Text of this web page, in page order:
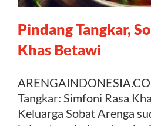
Kontak
Pindang Tangkar,
Khas Betawi
Tangkar: Simfoni Rasa
Keluarga Sobat Arenga